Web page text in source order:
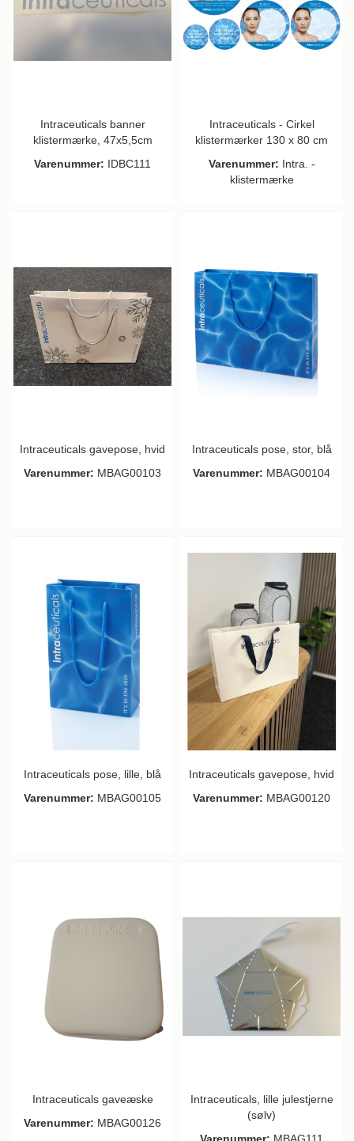
Intraceuticals banner
klistermærke, 47x5,5cm
Varenummer: IDBC111
Intraceuticals - Cirkel
klistermærker 130 x 80 cm
Varenummer: Intra. -
klistermærke
Intraceuticals gavepose, hvid
Varenummer: MBAG00103
Intraceuticals pose, stor, blå
Varenummer: MBAG00104
Intraceuticals pose, lille, blå
Varenummer: MBAG00105
Intraceuticals gavepose, hvid
Varenummer: MBAG00120
Intraceuticals gaveæske
Varenummer: MBAG00126
Intraceuticals, lille julestjerne
(sølv)